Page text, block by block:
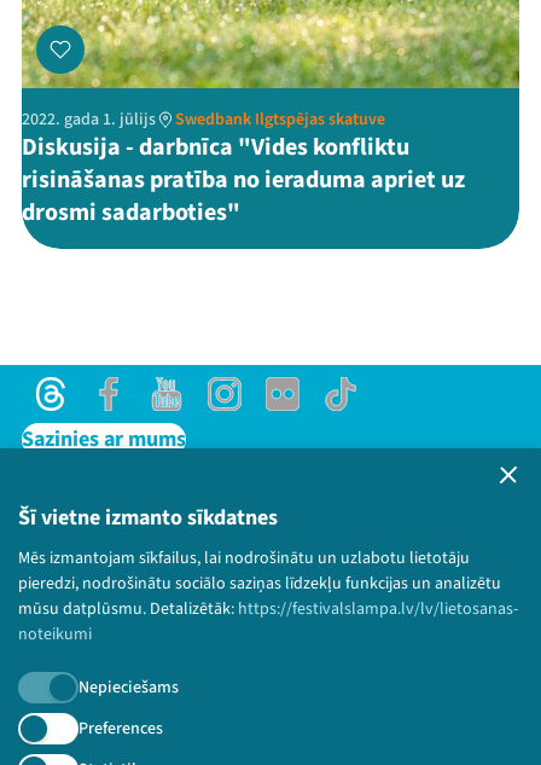
Šī vietne izmanto sīkdatnes
Mēs izmantojam sīkfailus, lai nodrošinātu un uzlabotu lietotāju
pieredzi, nodrošinātu sociālo saziņas līdzekļu funkcijas un analizētu
mūsu datplūsmu. Detalizētāk: https://festivalslampa.lv/lv/lietosanas-
noteikumi
Nepieciešams
Preferences
2022. gada 1. jūlijs Swedbank Ilgtspējas skatuve
Diskusija - darbnīca "Vides konfliktu
risināšanas pratība no ieraduma apriet uz
drosmi sadarboties"
ThreadsFacebookYoutubeInstagram
Flick TikTok
Sazinies ar mums
Lietošanas noteikumi un sīkdatņu politika
Bērnu aizsardzības politika
© 2026 Sarunu festivāls LAMPA Visas tiesības
paturētas.
Piesakies jaunumiem!